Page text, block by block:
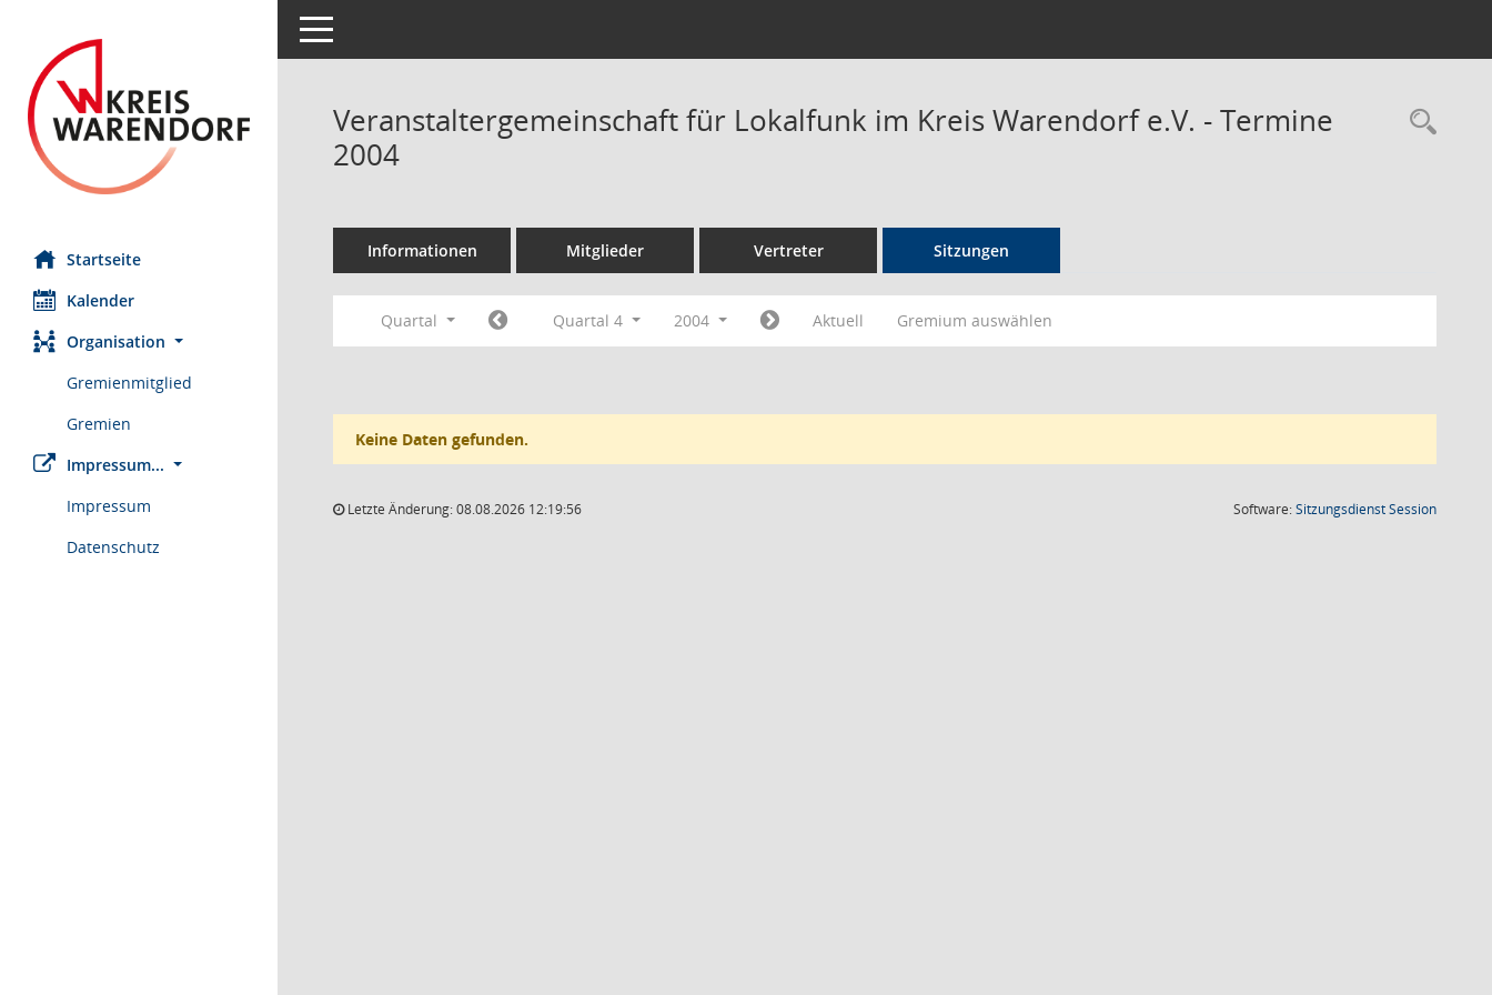
Startseite
Kalender
Organisation
Gremienmitglied
Gremien
Impressum...
Impressum
Datenschutz
Toggle navigation
Veranstaltergemeinschaft für Lokalfunk im Kreis Warendorf e.V. - Termine
2004
Informationen Mitglieder Vertreter Sitzungen
Quartal Quartal 4 2004 Aktuell Gremium auswählen
Keine Daten gefunden.
Letzte Änderung: 08.08.2026 12:19:56 Software:SitzungsdienstSession(Wird in